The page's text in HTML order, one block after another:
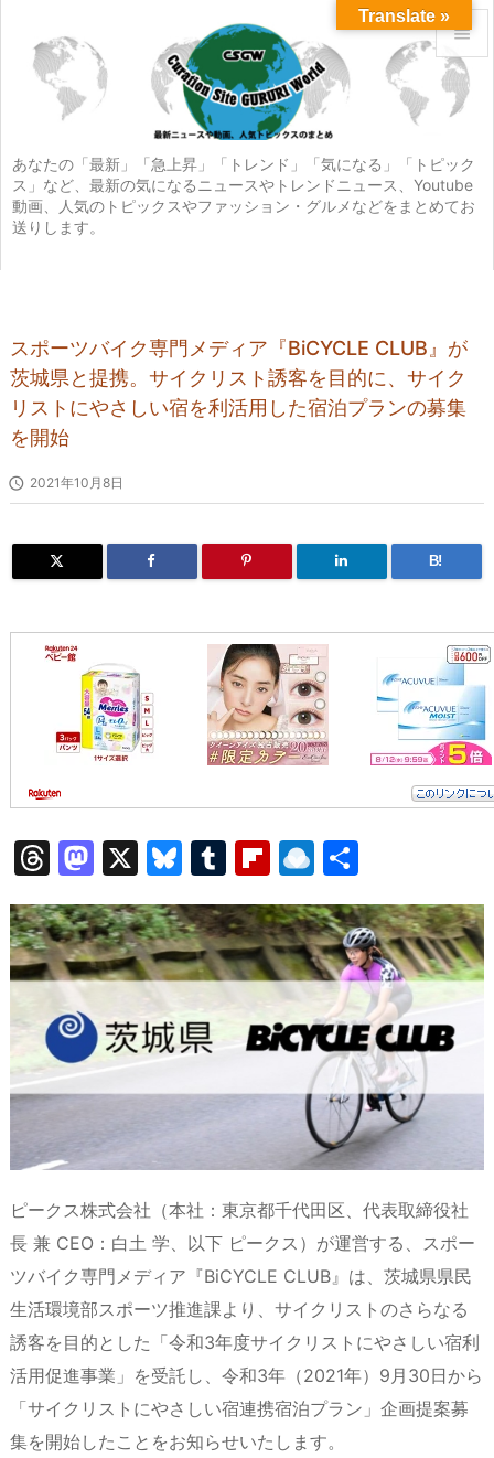
あなたの「最新」「急上昇」「トレンド」「気になる」「トピック
ス」など、最新の気になるニュースやトレンドニュース、Youtube
動画、人気のトピックスやファッション・グルメなどをまとめてお
送りします。


メニュ
サイド

前へ
スポーツバイク専門メディア『BiCYCLE CLUB』が
茨城県と提携。サイクリスト誘客を目的に、サイク
リストにやさしい宿を利活用した宿泊プランの募集
を開始
 2021年10月8日
B!
T
hr
e
a
d
s
M
a
st
o
o
n
X
Bl
u
e
s
k
y
T
u
m
bl
Fl
ip
b
o
ar
d
R
ai
n
dr
o
p.
io
有
ピークス株式会社（本社：東京都千代田区、代表取締役社
長 兼 CEO：白土 学、以下 ピークス）が運営する、スポー
ツバイク専門メディア『BiCYCLE CLUB』は、茨城県県民
生活環境部スポーツ推進課より、サイクリストのさらなる
誘客を目的とした「令和3年度サイクリストにやさしい宿利
活用促進事業」を受託し、令和3年（2021年）9月30日から
「サイクリストにやさしい宿連携宿泊プラン」企画提案募
集を開始したことをお知らせいたします。
Translate »